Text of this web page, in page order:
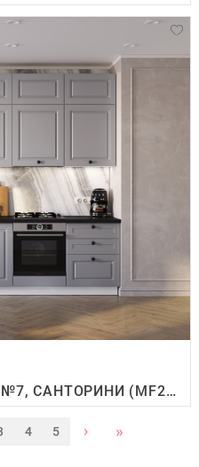
КУХНЯ КОМПЛЕКТАЦИЯ №7, САНТОРИНИ (MF24)
4 5 › »